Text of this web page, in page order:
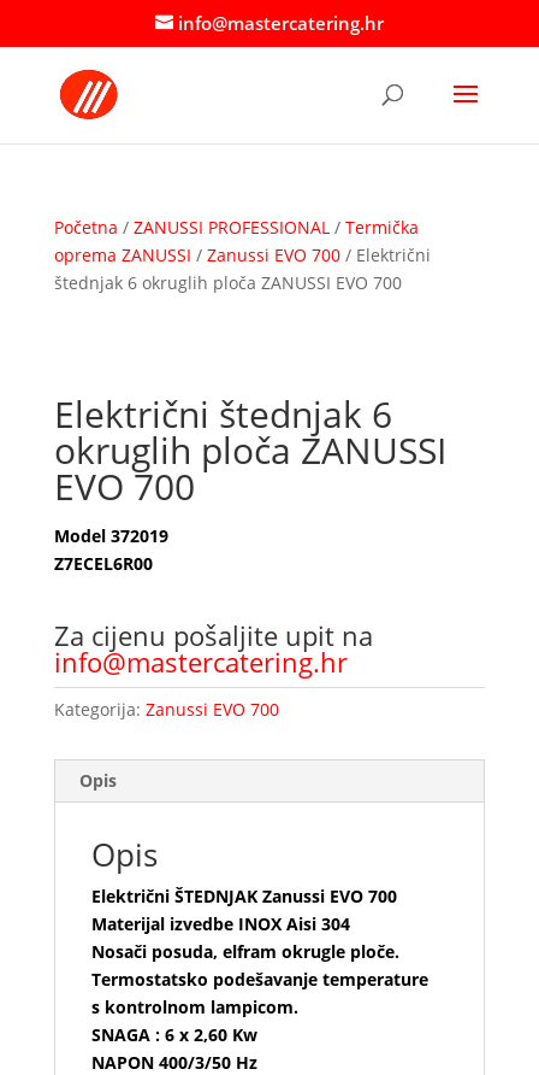
info@mastercatering.hr
Početna / ZANUSSI PROFESSIONAL / Termička
oprema ZANUSSI / Zanussi EVO 700/ Električni
štednjak 6 okruglih ploča ZANUSSI EVO 700
Električni štednjak 6
okruglih ploča ZANUSSI
EVO 700
Model 372019
Z7ECEL6R00
Za cijenu pošaljite upit na
info@mastercatering.hr
Kategorija: Zanussi EVO 700
Opis
Opis
Električni ŠTEDNJAK Zanussi EVO 700
Materijal izvedbe INOX Aisi 304
Nosači posuda, elfram okrugle ploče.
Termostatsko podešavanje temperature
s kontrolnom lampicom.
SNAGA : 6 x 2,60 Kw
NAPON 400/3/50 Hz